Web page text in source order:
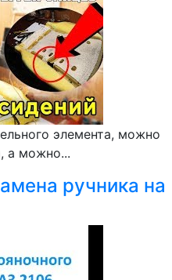
элемента, можно
а можно...
ручника на